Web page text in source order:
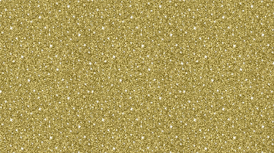
und so platziert, dass sie geradeaus
faltenlos, dunkel oder im passenden
dÃ¼nnen, hoch aufgesetzten und
von guter LÃ¤nge, faltenlos, hoch
Der Verlauf der oberen Linie ist
Ansatz der Rute. Der Widerrist ist n ur
RÃ¼cken fest und gerade. Die
gewÃ¶lbt. Etwas rundlich und ein
Die Brust reicht weit nach unten, ist